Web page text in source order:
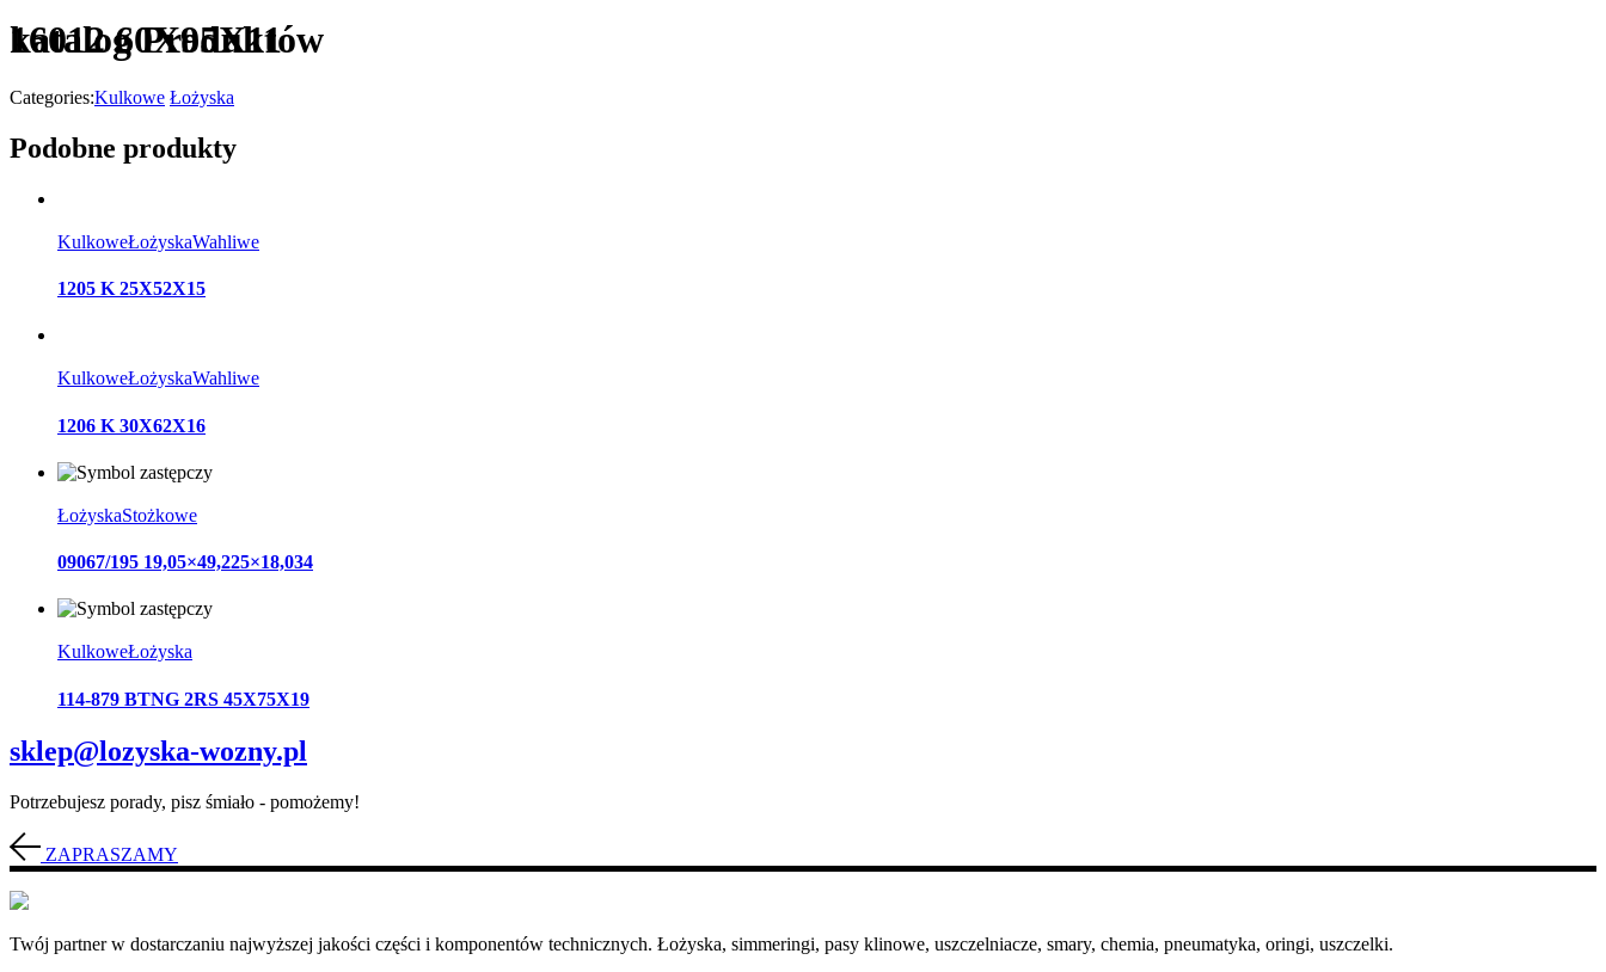
katalog Produktów
16012 60X95X11
Categories:Kulkowe Łożyska
Podobne produkty
KulkoweŁożyskaWahliwe
1205 K 25X52X15
KulkoweŁożyskaWahliwe
1206 K 30X62X16
ŁożyskaStożkowe
09067/195 19,05×49,225×18,034
KulkoweŁożyska
114-879 BTNG 2RS 45X75X19
sklep@lozyska-wozny.pl
Potrzebujesz porady, pisz śmiało - pomożemy!
ZAPRASZAMY
Twój partner w dostarczaniu najwyższej jakości części i komponentów technicznych. Łożyska, simmeringi, pasy klinowe, uszczelniacze, smary, chemia, pneumatyka, oringi, uszczelki.